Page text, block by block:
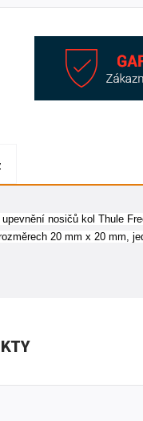
nosičů kol Thule
20 mm x 20 mm,